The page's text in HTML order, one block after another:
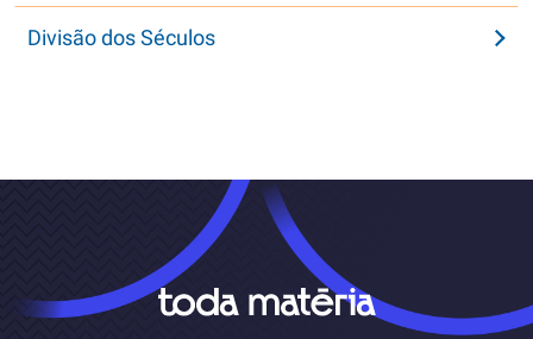
Divisão dos Séculos